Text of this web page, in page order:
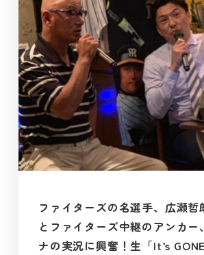
ファイターズの名選手、広瀬哲
とファイターズ中継のアンカー
ナの実況に興奮！生「It’s